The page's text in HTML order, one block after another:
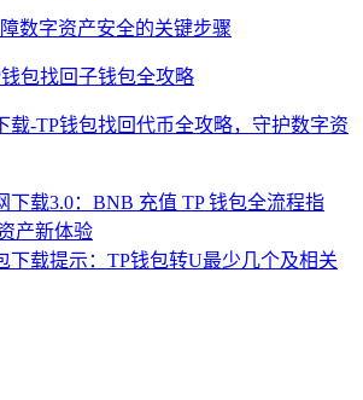
数字资产安全的关键步骤
包找回子钱包全攻略
载-TP钱包找回代币全攻略，守护数字资
下载3.0：BNB 充值 TP 钱包全流程指
产新体验
下载提示：TP钱包转U最少几个及相关